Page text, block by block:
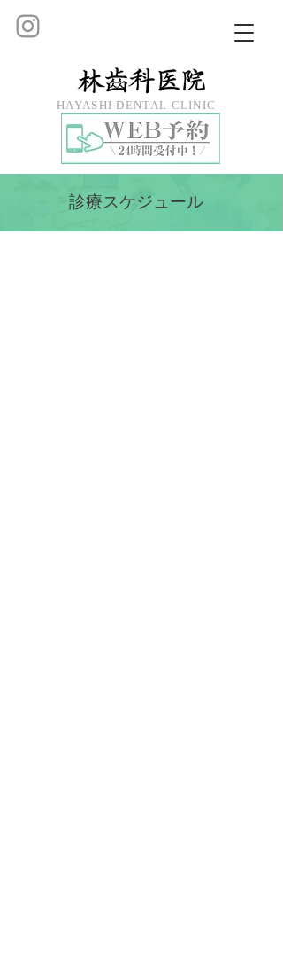
HAYASHI DENTAL CLINIC
診療スケジュール